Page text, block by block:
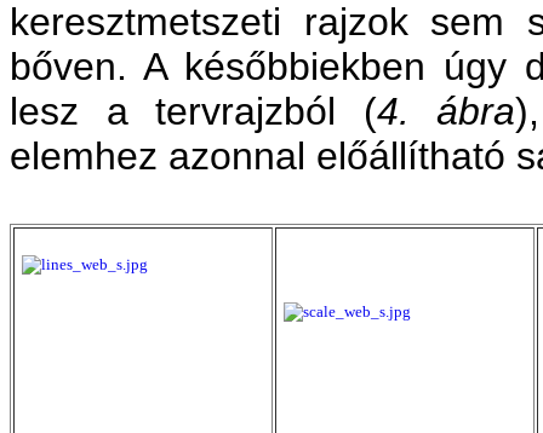
keresztmetszeti rajzok sem
bőven. A későbbiekben úgy
lesz a tervrajzból (4. ábra
elemhez azonnal előállítható